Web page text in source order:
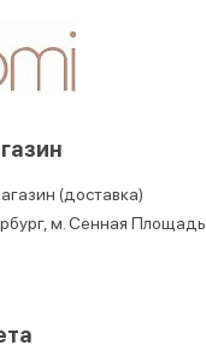
(доставка)
м. Сенная Площадь